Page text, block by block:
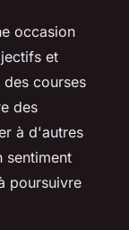
occasion
et
courses
des
à d'autres
sentiment
poursuivre